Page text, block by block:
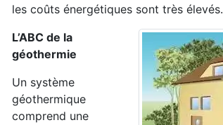
les coûts énergétiques sont très élevés.
L’ABC de la
géothermie
Un système
géothermique
comprend une